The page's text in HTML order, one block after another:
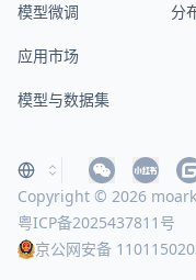
模型微调
应用市场
模型与数据集
分
Copyright © 2026
粤ICP备2025437811号
京公网安备